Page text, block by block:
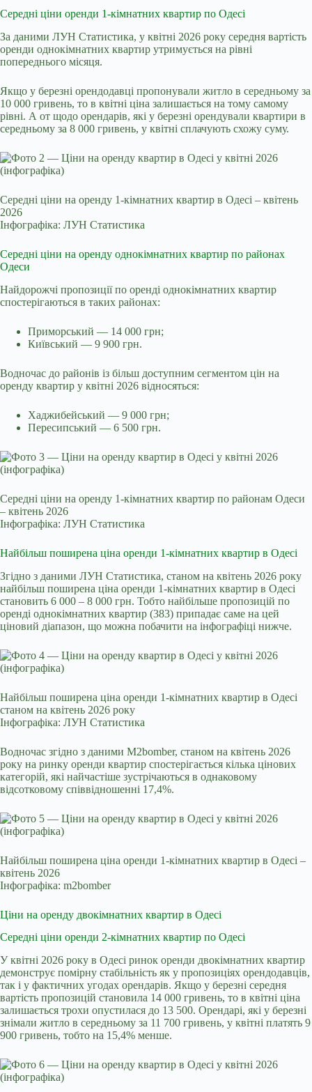
Середні ціни оренди 1-кімнатних квартир по Одесі
За даними ЛУН Статистика, у квітні 2026 року середня вартість
оренди однокімнатних квартир утримується на рівні
попереднього місяця.
Якщо у березні орендодавці пропонували житло в середньому за
10 000 гривень, то в квітні ціна залишається на тому самому
рівні. А от щодо орендарів, які у березні орендували квартири в
середньому за 8 000 гривень, у квітні сплачують схожу суму.
Середні ціни на оренду 1-кімнатних квартир в Одесі – квітень
2026
Інфографіка: ЛУН Статистика
Середні ціни на оренду однокімнатних квартир по районах
Одеси
Найдорожчі пропозиції по оренді однокімнатних квартир
спостерігаються в таких районах:
Приморський — 14 000 грн;
Київський — 9 900 грн.
Водночас до районів із більш доступним сегментом цін на
оренду квартир у квітні 2026 відносяться:
Хаджибейський — 9 000 грн;
Пересипський — 6 500 грн.
Середні ціни на оренду 1-кімнатних квартир по районам Одеси
– квітень 2026
Інфографіка: ЛУН Статистика
Найбільш поширена ціна оренди 1-кімнатних квартир в Одесі
Згідно з даними ЛУН Статистика, станом на квітень 2026 року
найбільш поширена ціна оренди 1‑кімнатних квартир в Одесі
становить 6 000 – 8 000 грн. Тобто найбільше пропозицій по
оренді однокімнатних квартир (383) припадає саме на цей
ціновий діапазон, що можна побачити на інфографіці нижче.
Найбільш поширена ціна оренди 1-кімнатних квартир в Одесі
станом на квітень 2026 року
Інфографіка: ЛУН Статистика
Водночас згідно з даними M2bomber, станом на квітень 2026
року на ринку оренди квартир спостерігається кілька цінових
категорій, які найчастіше зустрічаються в однаковому
відсотковому співвідношенні 17,4%.
Найбільш поширена ціна оренди 1-кімнатних квартир в Одесі –
квітень 2026
Інфографіка: m2bomber
Ціни на оренду двокімнатних квартир в Одесі
Середні ціни оренди 2-кімнатних квартир по Одесі
У квітні 2026 року в Одесі ринок оренди двокімнатних квартир
демонструє помірну стабільність як у пропозиціях орендодавців,
так і у фактичних угодах орендарів. Якщо у березні середня
вартість пропозицій становила 14 000 гривень, то в квітні ціна
залишається трохи опустилася до 13 500. Орендарі, які у березні
знімали житло в середньому за 11 700 гривень, у квітні платять 9
900 гривень, тобто на 15,4% менше.